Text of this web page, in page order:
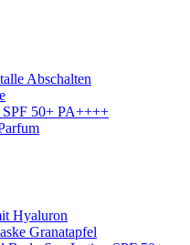
Abschalten
50+ PA++++
Hyaluron
Granatapfel